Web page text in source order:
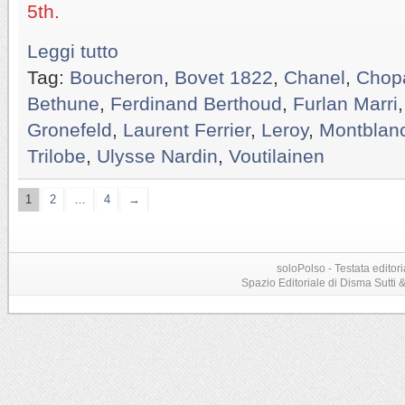
5th.
Leggi tutto
Tag: Boucheron Bovet 1822 Chanel
Bethune
Ferdinand Berthoud Furlan Marri
Gronefeld
Laurent Ferrier, Leroy,
Trilobe
Ulysse Nardin Voutilainen
1 2 4 →
soloPolso - Testata
Spazio Editoriale di Disma Sutti